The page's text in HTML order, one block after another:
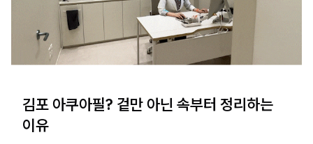
김포 아쿠아필? 겉만 아닌 속부터 정리하는
이유